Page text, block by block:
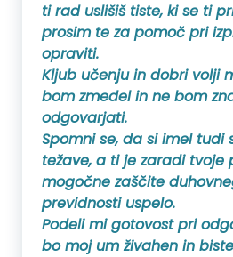
ti rad uslišiš tiste, ki se ti
prosim te za pomoč pri
opraviti.
Kljub učenju in dobri volji
bom zmedel in ne bom
odgovarjati.
Spomni se, da si imel tudi
težave, a ti je zaradi tvoje
mogočne zaščite
previdnosti uspelo.
Podeli mi gotovost pri
bo moj um živahen in